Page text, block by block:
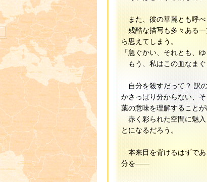
また、彼の華麗とも呼べ
残酷な描写も多々ある一
ら思えてしまう。
「急ぐかい、それとも、
もう、私はこの血なまぐ
自分を殺すだって？ 訳の
かさっぱり分からない、
葉の意味を理解すること
赤く彩られた空間に魅入
とになるだろう。
本来目を背けるはずであ
分を――